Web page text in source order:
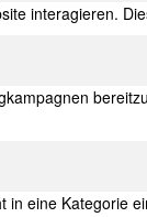
interagieren.
in eine Kategorie